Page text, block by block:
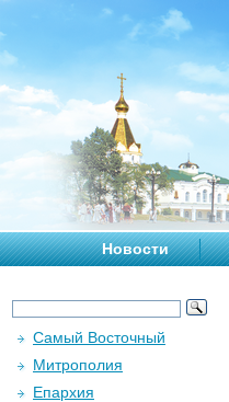
Новости
Самый Восточный
Митрополия
Епархия